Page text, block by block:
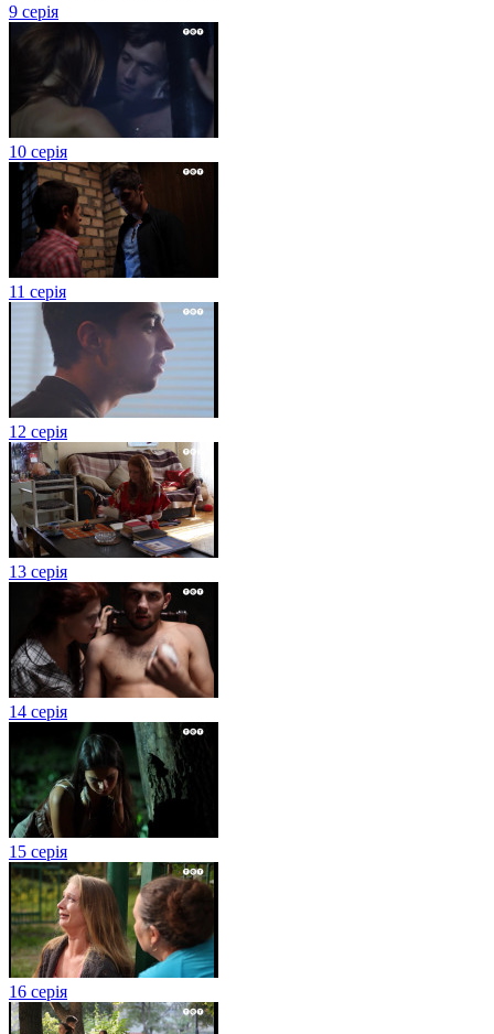
9 серія
10 серія
11 серія
12 серія
13 серія
14 серія
15 серія
16 серія